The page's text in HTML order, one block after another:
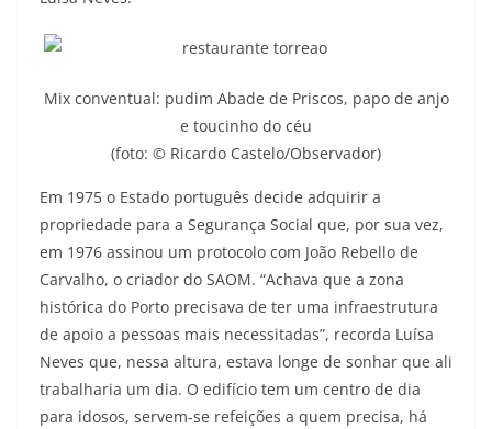
Mix conventual: pudim Abade de Priscos, papo de anjo
e toucinho do céu
(foto: © Ricardo Castelo/Observador)
Em 1975 o Estado português decide adquirir a
propriedade para a Segurança Social que, por sua vez,
em 1976 assinou um protocolo com João Rebello de
Carvalho, o criador do SAOM. “Achava que a zona
histórica do Porto precisava de ter uma infraestrutura
de apoio a pessoas mais necessitadas”, recorda Luísa
Neves que, nessa altura, estava longe de sonhar que ali
trabalharia um dia. O edifício tem um centro de dia
para idosos, servem-se refeições a quem precisa, há